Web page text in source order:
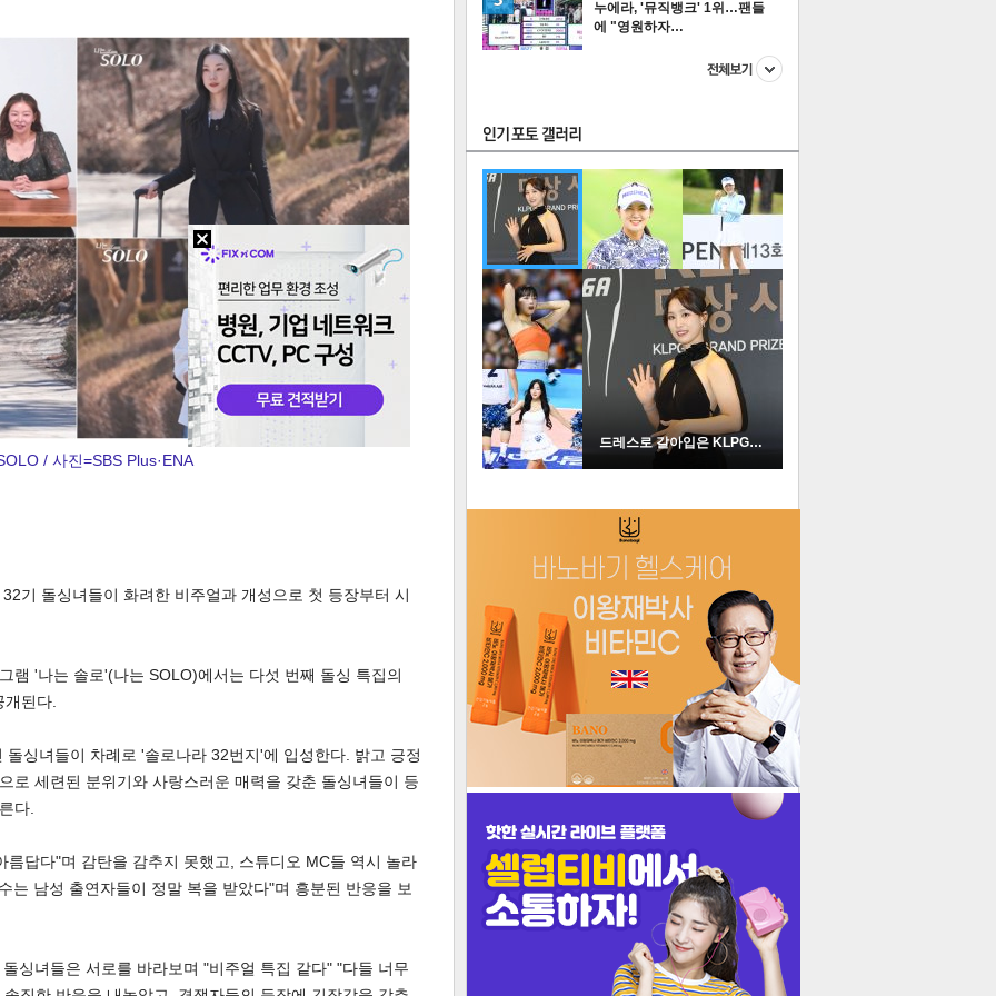
라이프 포토
FOCUS
/ 사진=SBS Plus·ENA
기 돌싱녀들이 화려한 비주얼과 개성으로 첫 등장부터 시
램 '나는 솔로'(나는 SOLO)에서는 다섯 번째 돌싱 특집의
된다.
싱녀들이 차례로 '솔로나라 32번지'에 입성한다. 밝고 긍정
로 세련된 분위기와 사랑스러운 매력을 갖춘 돌싱녀들이 등
다.
답다"며 감탄을 감추지 못했고, 스튜디오 MC들 역시 놀라
는 남성 출연자들이 정말 복을 받았다"며 흥분된 반응을 보
싱녀들은 서로를 바라보며 "비주얼 특집 같다" "다들 너무
많이 본 뉴스
연예
스포츠 포토
2
누에라, '뮤직뱅크' 1위…팬들
에 "영원하자…
더보기
인기포토
드레스로 갈아입은 KLPGA …